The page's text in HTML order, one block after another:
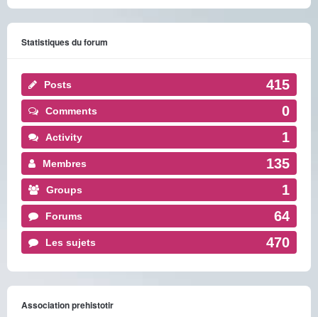
Statistiques du forum
Posts 415
Comments 0
Activity 1
Membres 135
Groups 1
Forums 64
Les sujets 470
Association prehistotir